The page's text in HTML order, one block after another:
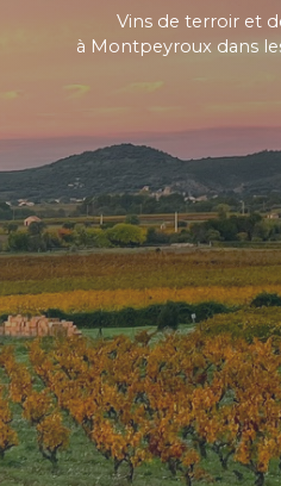
Vins de terroir et
à Montpeyroux dans